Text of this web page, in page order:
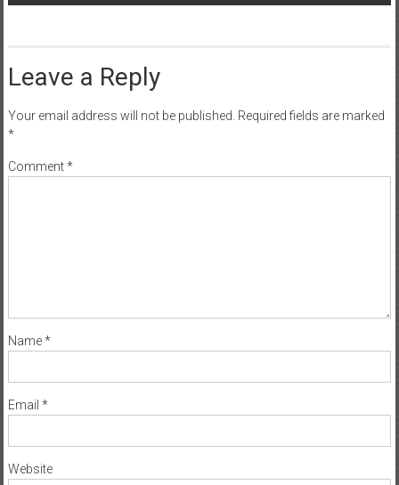
Leave a Reply
Your email address will not be published. Required fields are marked
*
Comment*
Name*
Email *
Website